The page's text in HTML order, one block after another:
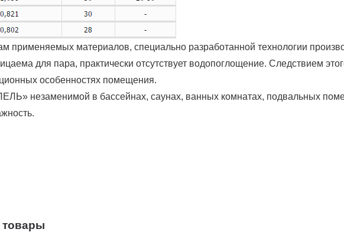
применяемых материалов, специально разработанной технологии
для пара, практически отсутствует водопоглощение. Следствием
особенностях помещения.
незаменимой в бассейнах, саунах, ванных комнатах, подвальных